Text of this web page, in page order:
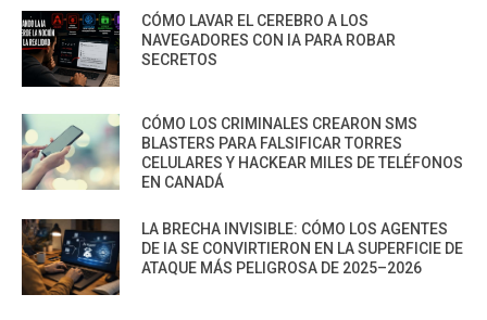
CÓMO LAVAR EL CEREBRO A LOS
NAVEGADORES CON IA PARA ROBAR
SECRETOS
CÓMO LOS CRIMINALES CREARON SMS
BLASTERS PARA FALSIFICAR TORRES
CELULARES Y HACKEAR MILES DE TELÉFONOS
EN CANADÁ
LA BRECHA INVISIBLE: CÓMO LOS AGENTES
DE IA SE CONVIRTIERON EN LA SUPERFICIE DE
ATAQUE MÁS PELIGROSA DE 2025–2026